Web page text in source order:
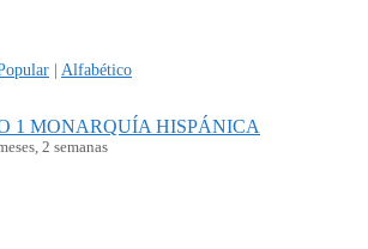
| Alfabético
1 MONARQUÍA HISPÁNICA
2 semanas